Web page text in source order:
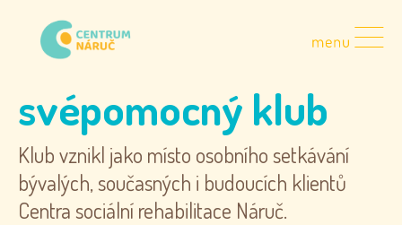
svépomocný klub
Klub vznikl jako místo osobního setkávání
bývalých, současných i budoucích klientů
Centra sociální rehabilitace Náruč.